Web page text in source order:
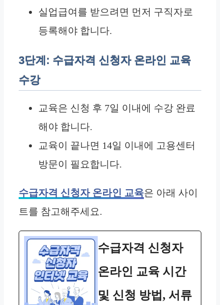
실업급여를 받으려면 먼저 구직자로
등록해야 합니다.
3단계: 수급자격 신청자 온라인 교육
수강
교육은 신청 후 7일 이내에 수강 완료
해야 합니다.
교육이 끝나면 14일 이내에 고용센터
방문이 필요합니다.
수급자격 신청자 온라인 교육은 아래 사이
트를 참고해주세요.
수급자격 신청자
온라인 교육 시간
및 신청 방법, 서류